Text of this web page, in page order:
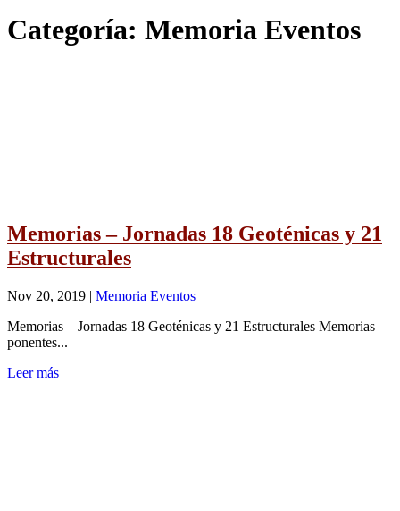
Categoría: Memoria Eventos
Memorias – Jornadas 18 Geoténicas y 21
Estructurales
Nov 20, 2019 | Memoria Eventos
Memorias – Jornadas 18 Geoténicas y 21 Estructurales Memorias
ponentes...
Leer más